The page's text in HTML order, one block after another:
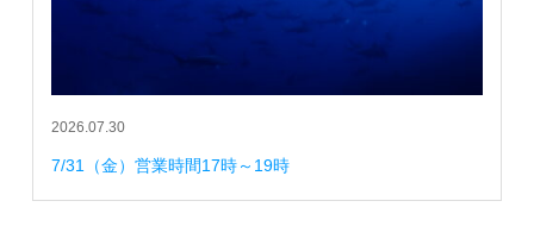
2026.07.30
7/31（金）営業時間17時～19時